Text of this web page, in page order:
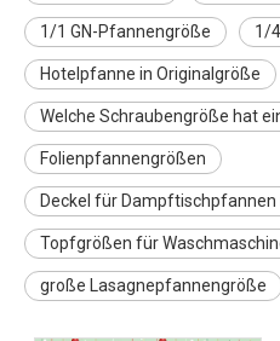
1/1 GN-Pfannengröße 1/
Hotelpfanne in Originalgröße
Welche Schraubengröße hat
Folienpfannengrößen
Deckel für Dampftischpfannen
Topfgrößen für
große Lasagnepfannengröße